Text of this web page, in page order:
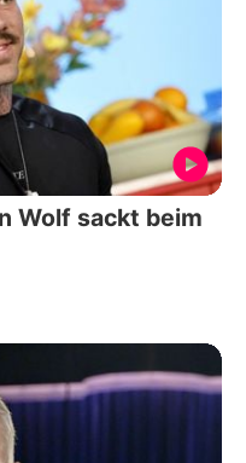
Wolf sackt beim